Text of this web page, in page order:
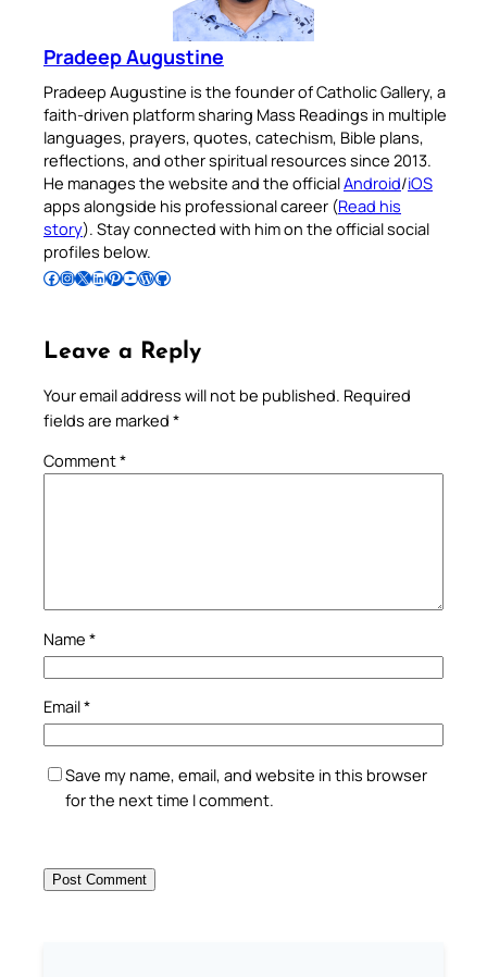
Pradeep Augustine
Pradeep Augustine is the founder of Catholic Gallery, a
faith-driven platform sharing Mass Readings in multiple
languages, prayers, quotes, catechism, Bible plans,
reflections, and other spiritual resources since 2013.
He manages the website and the officialAndroid/iOS
apps alongside his professional career (Read his
story). Stay connected with him on the official social
profiles below.
Follow Pradeep on Facebook Follow Pradeep on InstagramFollow Pradeep on X Follow Pradeep on LinkedIn Follow Pradeep on Pinterest Subscribe to Pradeep’s Youtube Channel Follow Pradeep on WordPress Follow Pradeep on GitHub
Leave a Reply
Your email address will not be published. Required
fields are marked *
Comment*
Name *
Email*
Save my name, email, and website in this browser
for the next time I comment.